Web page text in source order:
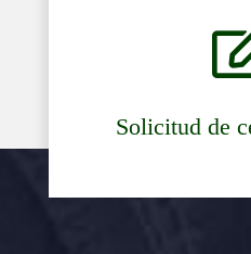
Solicitud de